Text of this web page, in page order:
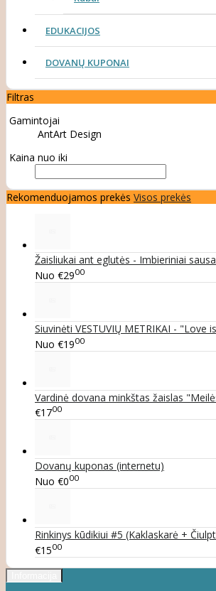
EDUKACIJOS
DOVANŲ KUPONAI
Filtras
Gamintojai
AntArt Design
Kaina nuo iki
Rekomenduojamos prekės Visos prekės
Žaisliukai ant eglutės - Imbieriniai
Nuo €2900
Siuvinėti VESTUVIŲ METRIKAI - "Love
Nuo €1900
Vardinė dovana minkštas žaislas
€1700
Dovanų kuponas (internetu)
Nuo €000
Rinkinys kūdikiui #5 (Kaklaskarė +
€1500